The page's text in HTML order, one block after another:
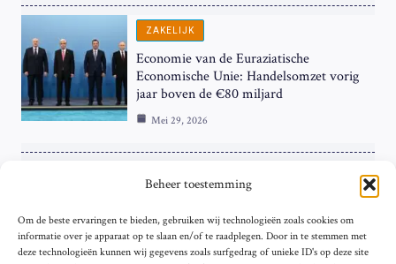
Beheer toestemming
Om de beste ervaringen te bieden, gebruiken wij technologieën zoals cookies om
informatie over je apparaat op te slaan en/of te raadplegen. Door in te stemmen met
deze technologieën kunnen wij gegevens zoals surfgedrag of unieke ID's op deze site
ZAKELIJK
Economie van de Euraziatische
Economische Unie: Handelsomzet vorig
jaar boven de €80 miljard
Mei 29, 2026
ZAKELIJK
Hardnekkige Inflatie bij de ‘Grote Vier’
van de Eurozone